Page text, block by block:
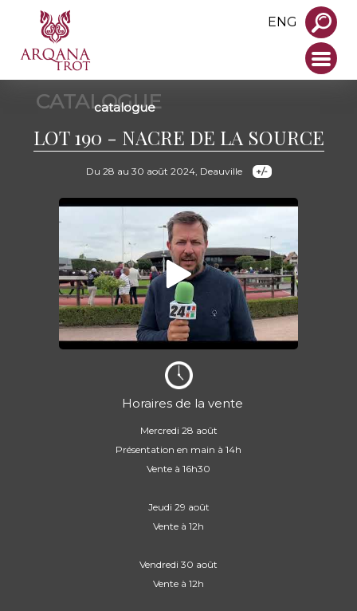
ENG
CATALOGUE
catalogue
LOT 190 - NACRE DE LA SOURCE
Du 28 au 30 août 2024, Deauville
Horaires de la vente
Mercredi 28 août
Présentation en main à 14h
Vente à 16h30
Jeudi 29 août
Vente à 12h
Vendredi 30 août
Vente à 12h